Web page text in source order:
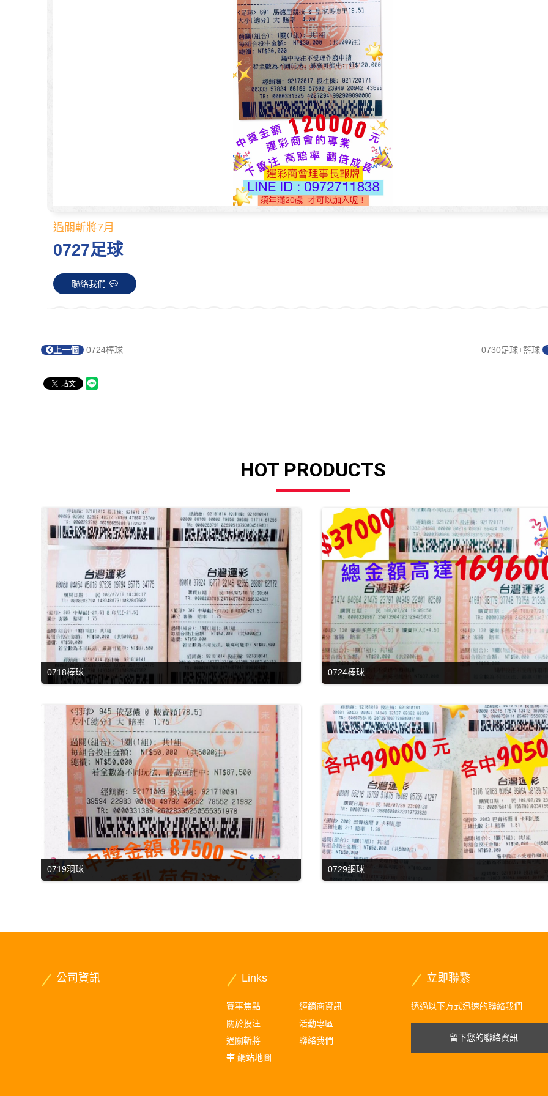
過關斬將7月
0727足球
聯絡我們
上一個 0724棒球 0730足球+籃球
HOT PRODUCTS
0718棒球 0724棒球
0719羽球 0729網球
公司資訊 Links
賽事焦點
經銷商資訊
關於投注
活動專區
過關斬將
聯絡我們
網站地圖
立即聯繫
透過以下方式迅速的聯絡我們
留下您的聯絡資訊